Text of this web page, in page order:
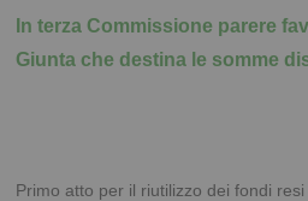
In terza Commissione parere
Giunta che destina le somme
Primo atto per il riutilizzo dei fondi